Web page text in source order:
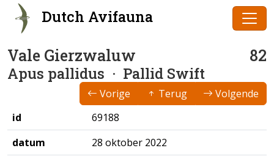
Dutch Avifauna
Vale Gierzwaluw 82
Apus pallidus · Pallid Swift
Vorige Terug
Volgende
id
69188
datum
28 oktober 2022